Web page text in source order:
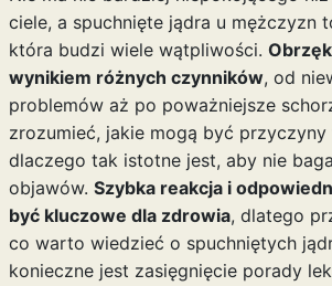
ciele, a spuchnięte jądra u mężczyzn
która budzi wiele wątpliwości.
wynikiem różnych czynników, od
problemów aż po poważniejsze
zrozumieć, jakie mogą być
dlaczego tak istotne jest, aby nie
objawów. Szybka reakcja i
być kluczowe dla zdrowia, dlatego
co warto wiedzieć o spuchniętych
konieczne jest zasięgnięcie porady